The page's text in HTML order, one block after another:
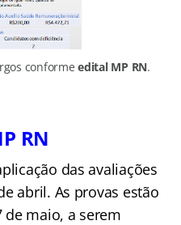
conformeedital MP RN.
RN
das avaliações
abril. As provas estão
maio, a serem